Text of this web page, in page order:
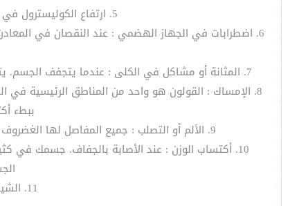
5. ارتفاع الكوليسترول في الدم : عندما يكون الجسم بالجفاف فإنه سوف ينتج المزيد من الكولسترول لمنع فقدان الماء من خلايا
6. اضطرابات في الجهاز الهضمي : عند النقصان في
7. المثانة أو مشاكل في الكلى : عندما يتجفف الجسم. يتراكم السموم والنفايات الحمضية يخلق بيئة حيث تزدهر البكتيريا الناتجة في المثانة والكلى لتكون أكثر عرضة لالتهاب العدوى والألم
8. الإمساك : القولون هو واحد من المناطق الرئيسية في
ببطء
9. الألم أو التصلب : جميع المفاصل لها الغضروف الحشو الذي يتكون أساسا من الماء، عند جفاف الجسم. تضعف الغضروف مما يترتب عليها بطيء الحركة و الألم وعدم الراحة
10. أكتساب الوزن : عند الأصابة بالجفاف. جسمك في
11. الشيخوخة المبكرة : عندما تتجفف أجهزة الجسم. يبدأ الجلد فى التجعد ويذبل قبل الأوان